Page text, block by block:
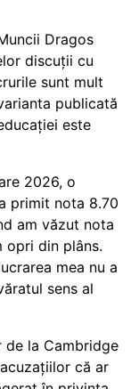
Dragos
discuții cu
sunt mult
publicată
este
2026, o
primit nota 8.70
am văzut nota
opri din plâns.
mea nu a
sens al
de la Cambridge
că ar